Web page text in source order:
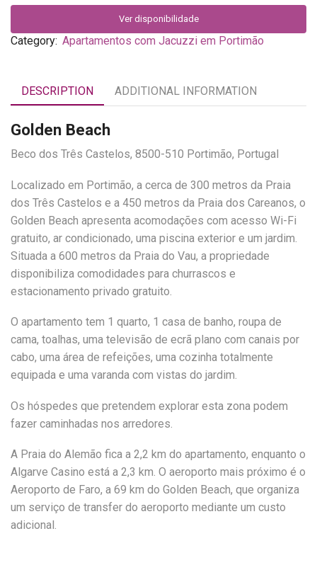
Ver disponibilidade
Category: Apartamentos com Jacuzzi em Portimão
DESCRIPTION ADDITIONAL INFORMATION
Golden Beach
Beco dos Três Castelos, 8500-510 Portimão, Portugal
Localizado em Portimão, a cerca de 300 metros da Praia
dos Três Castelos e a 450 metros da Praia dos Careanos, o
Golden Beach apresenta acomodações com acesso Wi-Fi
gratuito, ar condicionado, uma piscina exterior e um jardim.
Situada a 600 metros da Praia do Vau, a propriedade
disponibiliza comodidades para churrascos e
estacionamento privado gratuito.
O apartamento tem 1 quarto, 1 casa de banho, roupa de
cama, toalhas, uma televisão de ecrã plano com canais por
cabo, uma área de refeições, uma cozinha totalmente
equipada e uma varanda com vistas do jardim.
Os hóspedes que pretendem explorar esta zona podem
fazer caminhadas nos arredores.
A Praia do Alemão fica a 2,2 km do apartamento, enquanto o
Algarve Casino está a 2,3 km. O aeroporto mais próximo é o
Aeroporto de Faro, a 69 km do Golden Beach, que organiza
um serviço de transfer do aeroporto mediante um custo
adicional.